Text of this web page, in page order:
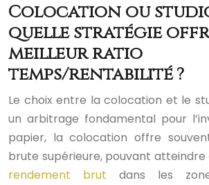
Colocation ou
quelle stratégie
meilleur ratio
temps/rentabilité ?
Le choix entre la colocation et le
un arbitrage fondamental pour
papier, la colocation offre
brute supérieure, pouvant atteindre
rendement brut dans les